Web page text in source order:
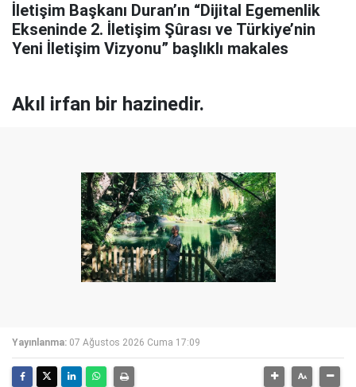
İletişim Başkanı Duran’ın “Dijital Egemenlik
Ekseninde 2. İletişim Şûrası ve Türkiye’nin
Yeni İletişim Vizyonu” başlıklı makales
Akıl irfan bir hazinedir.
Yayınlanma: 07 Ağustos 2026 Cuma 17:09